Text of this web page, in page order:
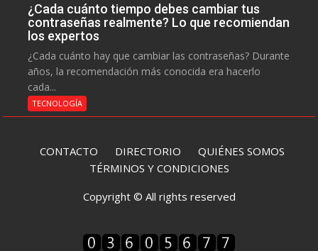
¿Cada cuánto tiempo debes cambiar tus
contraseñas realmente? Lo que recomiendan
los expertos
¿Cada cuánto hay que cambiar las contraseñas? Durante
años, la recomendación más conocida era hacerlo
cada...
TECNOLOGÍA
CONTACTO DIRECTORIO QUIÉNES SOMOS
TÉRMINOS Y CONDICIONES
Copyright © All rights reserved